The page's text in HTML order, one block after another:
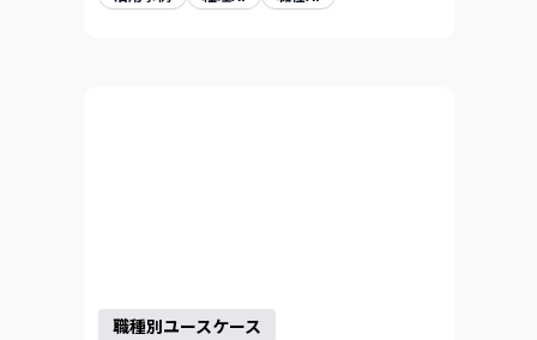
職種別ユースケース